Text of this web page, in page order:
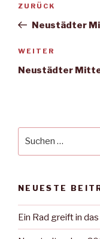
Vorheriger
Beitrag
ZURÜCK
Neustädter
Nächster
Beitrag
WEITER
Neustädter
NEUESTE
Ein Rad greift in